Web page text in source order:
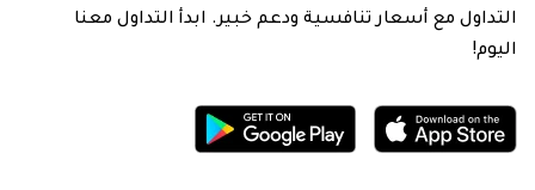
التداول مع أسعار تنافسية ودعم خبير. ابدأ التداول معنا
اليوم!